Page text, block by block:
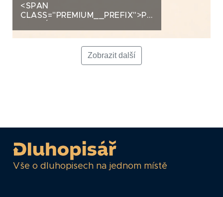
<SPAN
CLASS="PREMIUM__PREFIX">PREMIUM</
Zobrazit další
Vše o dluhopisech na jednom místě